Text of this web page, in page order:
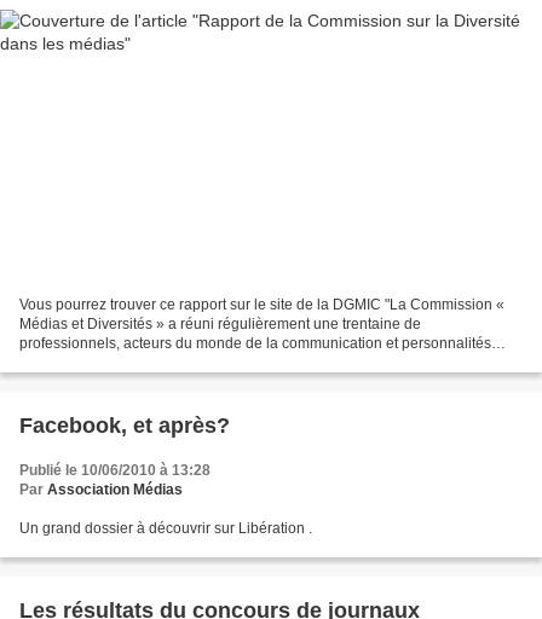
Vous pourrez trouver ce rapport sur le site de la DGMIC "La Commission «
Médias et Diversités » a réuni régulièrement une trentaine de
professionnels, acteurs du monde de la communication et personnalités
Facebook, et après?
Publié le 10/06/2010 à 13:28
Par Association Médias
Un grand dossier à découvrir sur Libération .
Les résultats du concours de journaux